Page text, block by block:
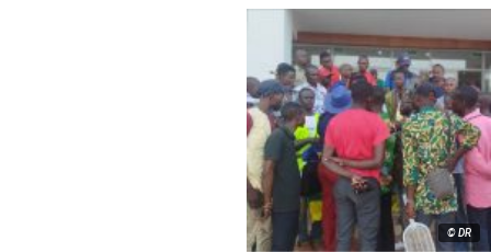
© DR